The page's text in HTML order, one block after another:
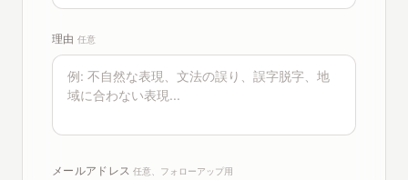
理由 任意
メールアドレス任意、フォローアップ用